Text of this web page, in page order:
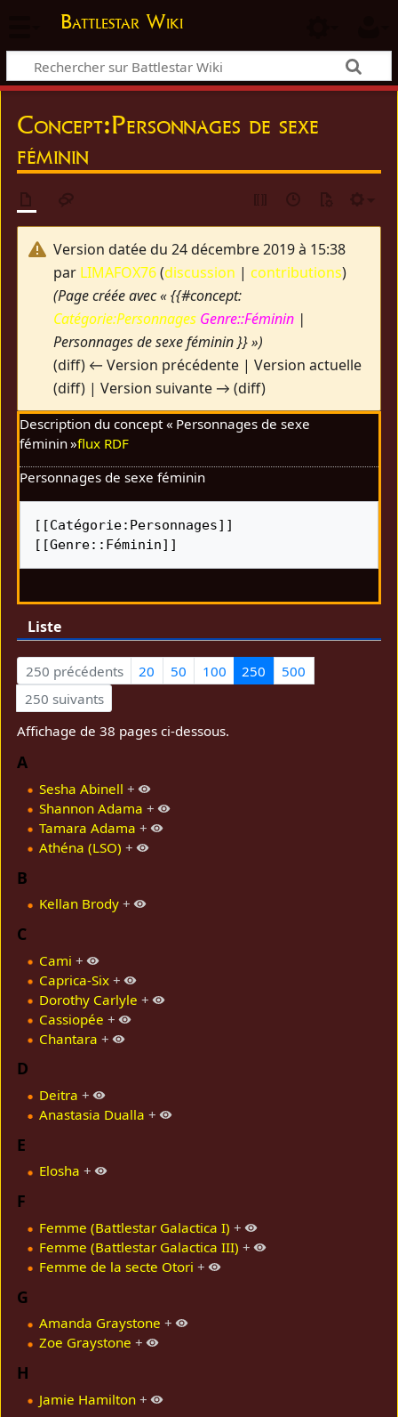
Battlestar Wiki
Concept:Personnages de sexe
féminin
Version datée du 24 décembre 2019 à 15:38
par LIMAFOX76(discussion | contributions)
(Page créée avec « {{#concept:
Catégorie:Personnages Genre::Féminin |
Personnages de sexe féminin }} »)
(diff) ← Version précédente | Version actuelle
(diff) | Version suivante → (diff)
Description du concept « Personnages de sexe
féminin »flux RDF
Personnages de sexe féminin
[[Catégorie:Personnages]]
[[Genre::Féminin]]
Liste
250 précédents 20 50 100 250
500
250 suivants
Affichage de 38 pages ci-dessous.
A
Sesha Abinell +
Shannon Adama +
Tamara Adama +
Athéna (LSO) +
B
Kellan Brody +
C
Cami +
Caprica-Six +
Dorothy Carlyle +
Cassiopée +
Chantara +
D
Deitra +
Anastasia Dualla +
E
Elosha +
F
Femme (Battlestar Galactica I) +
Femme (Battlestar Galactica III) +
Femme de la secte Otori +
G
Amanda Graystone +
Zoe Graystone +
H
Jamie Hamilton +